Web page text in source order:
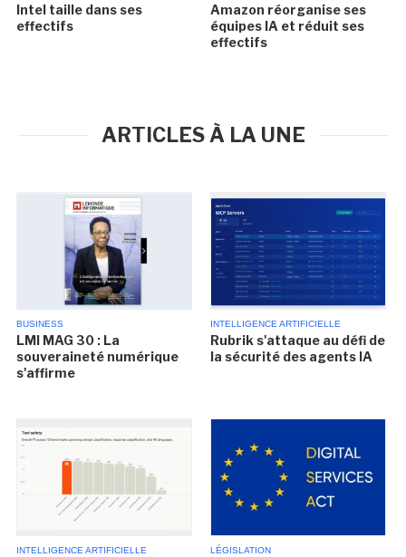
Intel taille dans ses
effectifs
Amazon réorganise ses
équipes IA et réduit ses
effectifs
ARTICLES À LA UNE
BUSINESS
LMI MAG 30 : La
souveraineté numérique
s'affirme
INTELLIGENCE ARTIFICIELLE
Rubrik s'attaque au défi de
la sécurité des agents IA
INTELLIGENCE ARTIFICIELLE LÉGISLATION